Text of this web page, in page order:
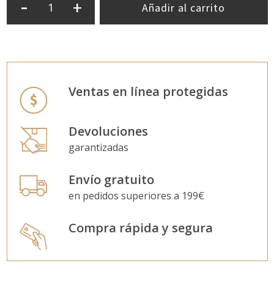
+ Añadir al carrito
Ventas en línea protegidas
Devoluciones
garantizadas
Envío gratuito
en pedidos superiores a 199€
Compra rápida y segura